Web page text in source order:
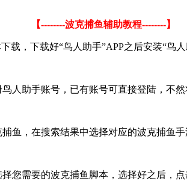
【--------波克捕鱼辅助教程--------】
，下载好“鸟人助手”APP之后安装“鸟人
人助手账号，已有账号可直接登陆，不然
鱼，在搜索结果中选择对应的波克捕鱼手
需要的波克捕鱼脚本，选择好之后，点